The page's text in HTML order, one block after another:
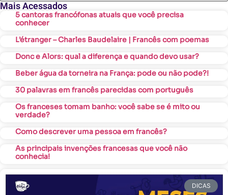
Mais Acessados
5 cantoras francófonas atuais que você precisa
conhecer
L’étranger – Charles Baudelaire | Francês com poemas
Donc e Alors: qual a diferença e quando devo usar?
Beber água da torneira na França: pode ou não pode?!
30 palavras em francês parecidas com português
Os franceses tomam banho: você sabe se é mito ou
verdade?
Como descrever uma pessoa em francês?
As principais invenções francesas que você não
conhecia!
DICAS